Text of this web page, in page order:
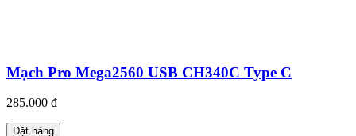
Mạch Pro Mega2560 USB CH340C Type C
285.000 đ
Đặt hàng